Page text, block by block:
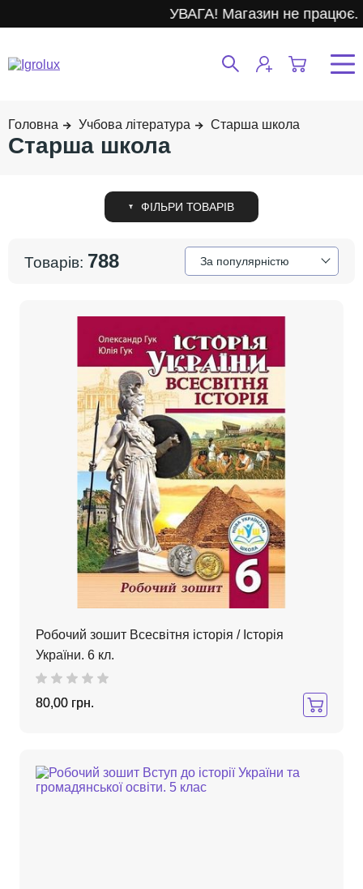
УВАГА! Магазин не працює.
Учбова література Старша школа
Старша школа
788
Робочий зошит Всесвітня історія / Історія
України. 6 кл.
80,00 грн.